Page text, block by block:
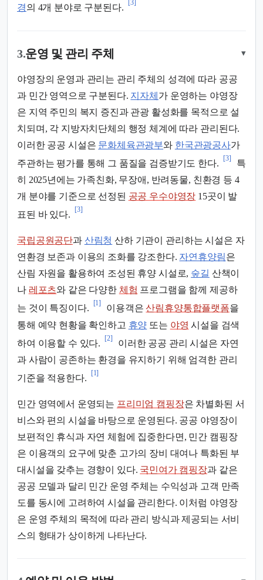
경의 4개 분야로 구분된다.
[3]
3.운영 및 관리 주체 ▾
야영장의 운영과 관리는 관리 주체의 성격에 따라 공공
과 민간 영역으로 구분된다. 지자체 가 운영하는 야영장
은 지역 주민의 복지 증진과 관광 활성화를 목적으로 설
치되며, 각 지방자치단체의 행정 체계에 따라 관리된다.
이러한 공공 시설은 문화체육관광부와 한국관광공사가
주관하는 평가를 통해 그 품질을 검증받기도 한다.
[3]
특
히 2025년에는 가족친화, 무장애, 반려동물, 친환경 등 4
개 분야를 기준으로 선정된 공공 우수야영장 15곳이 발
표된 바 있다.
[3]
국립공원공단과 산림청 산하 기관이 관리하는 시설은 자
연환경 보존과 이용의 조화를 강조한다. 자연휴양림은
산림 자원을 활용하여 조성된 휴양 시설로, 숲길 산책이
나 레포츠와 같은 다양한 체험 프로그램을 함께 제공하
는 것이 특징이다.
[1]
이용객은산림휴양통합플랫폼을
통해 예약 현황을 확인하고 휴양 또는 야영 시설을 검색
하여 이용할 수 있다.
[2]
이러한 공공 관리 시설은 자연
과 사람이 공존하는 환경을 유지하기 위해 엄격한 관리
기준을 적용한다.
[1]
민간 영역에서 운영되는 프리미엄 캠핑장은 차별화된 서
비스와 편의 시설을 바탕으로 운영된다. 공공 야영장이
보편적인 휴식과 자연 체험에 집중한다면, 민간 캠핑장
은 이용객의 요구에 맞춘 고가의 장비 대여나 특화된 부
대시설을 갖추는 경향이 있다. 국민여가 캠핑장과 같은
공공 모델과 달리 민간 운영 주체는 수익성과 고객 만족
도를 동시에 고려하여 시설을 관리한다. 이처럼 야영장
은 운영 주체의 목적에 따라 관리 방식과 제공되는 서비
스의 형태가 상이하게 나타난다.